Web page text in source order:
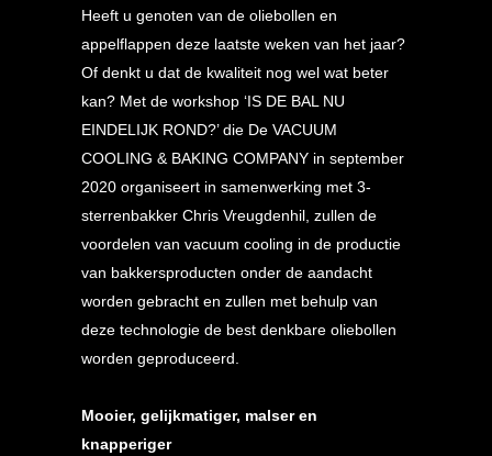
Heeft u genoten van de oliebollen en
appelflappen deze laatste weken van het jaar?
Of denkt u dat de kwaliteit nog wel wat beter
kan? Met de workshop ‘IS DE BAL NU
EINDELIJK ROND?’ die De VACUUM
COOLING & BAKING COMPANY in september
2020 organiseert in samenwerking met 3-
sterrenbakker Chris Vreugdenhil, zullen de
voordelen van vacuum cooling in de productie
van bakkersproducten onder de aandacht
worden gebracht en zullen met behulp van
deze technologie de best denkbare oliebollen
worden geproduceerd.
Mooier, gelijkmatiger, malser en
knapperiger